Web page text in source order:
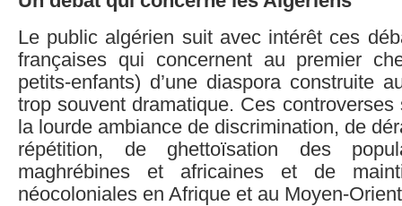
Le public algérien suit avec intérêt ces
françaises qui concernent au premier
petits-enfants) d’une diaspora construite
trop souvent dramatique. Ces controverses
la lourde ambiance de discrimination, de
répétition, de ghettoïsation des
maghrébines et africaines et de
néocoloniales en Afrique et au Moyen-